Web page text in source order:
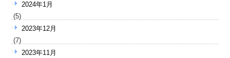
2024年1月
(5)
2023年12月
(7)
2023年11月